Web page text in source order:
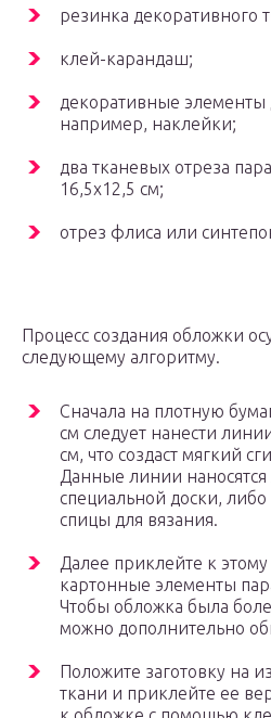
резинка декоративного
клей-карандаш;
декоративные элементы
например, наклейки;
два тканевых отреза
16,5х12,5 см;
отрез флиса или
Процесс создания обложки
следующему алгоритму.
Сначала на плотную
см следует нанести
см, что создаст мягкий
Данные линии
специальной доски,
спицы для вязания.
Далее приклейте к
картонные элементы
Чтобы обложка была
можно дополнительно
Положите заготовку на
ткани и приклейте ее